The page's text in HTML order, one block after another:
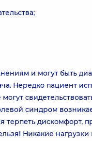
и могут быть
Нередко пациент
синдром
терпеть дискомфорт,
Никакие